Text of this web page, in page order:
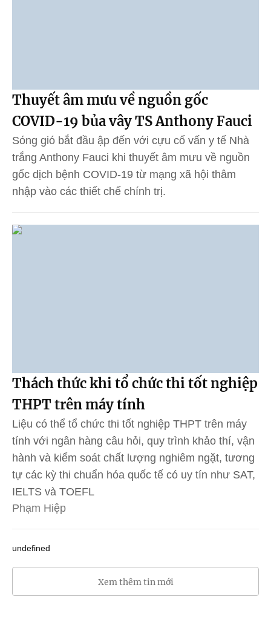
Thuyết âm mưu về nguồn gốc
COVID-19 bủa vây TS Anthony Fauci
Sóng gió bắt đầu ập đến với cựu cố vấn y tế Nhà
trắng Anthony Fauci khi thuyết âm mưu về nguồn
gốc dịch bệnh COVID-19 từ mạng xã hội thâm
nhập vào các thiết chế chính trị.
Thách thức khi tổ chức thi tốt nghiệp
THPT trên máy tính
Liệu có thể tổ chức thi tốt nghiệp THPT trên máy
tính với ngân hàng câu hỏi, quy trình khảo thí, vận
hành và kiểm soát chất lượng nghiêm ngặt, tương
tự các kỳ thi chuẩn hóa quốc tế có uy tín như SAT,
IELTS và TOEFL
Phạm Hiệp
undefined
Xem thêm tin mới